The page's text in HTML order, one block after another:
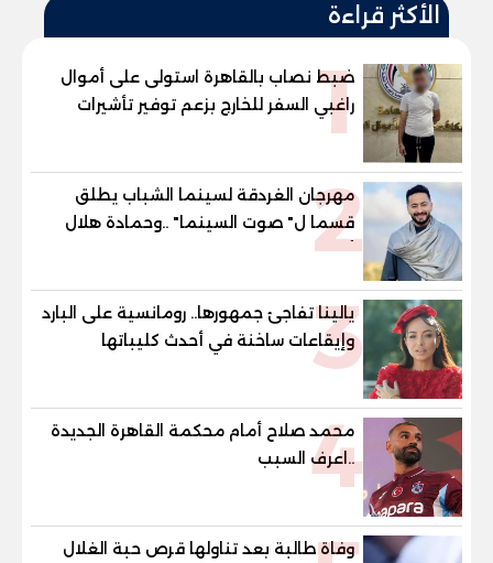
الأكثر قراءة
1
ضبط نصاب بالقاهرة استولى على أموال
راغبي السفر للخارج بزعم توفير تأشيرات
2
مهرجان الغردقة لسينما الشباب يطلق
قسما ل" صوت السينما" ..وحمادة هلال
أول المكرمين
3
يالينا تفاجئ جمهورها.. رومانسية على البارد
وإيقاعات ساخنة في أحدث كليباتها
4
محمد صلاح أمام محكمة القاهرة الجديدة
..اعرف السبب
وفاة طالبة بعد تناولها قرص حبة الغلال